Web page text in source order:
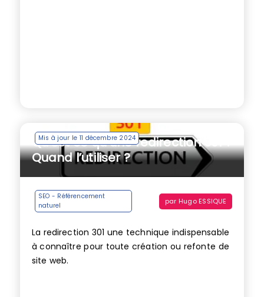
Mis à jour le 11 décembre 2024
Qu’est ce qu’une redirection 301 ?
Quand l’utiliser ?
SEO - Référencement
naturel
par Hugo ESSIQUE
La redirection 301 une technique indispensable
à connaître pour toute création ou refonte de
site web.